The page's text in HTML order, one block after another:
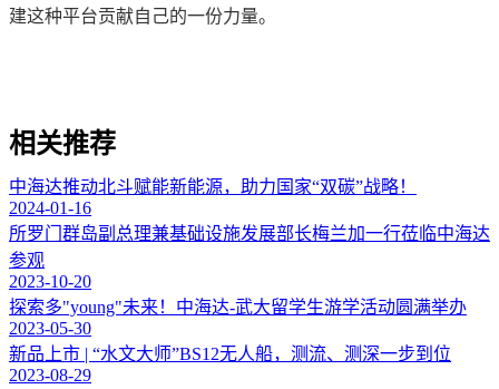
建这种平台贡献自己的一份力量。
相关推荐
中海达推动北斗赋能新能源，助力国家“双碳”战略！
2024-01-16
所罗门群岛副总理兼基础设施发展部长梅兰加一行莅临中海达
参观
2023-10-20
探索多"young"未来！中海达-武大留学生游学活动圆满举办
2023-05-30
新品上市 | “水文大师”BS12无人船，测流、测深一步到位
2023-08-29